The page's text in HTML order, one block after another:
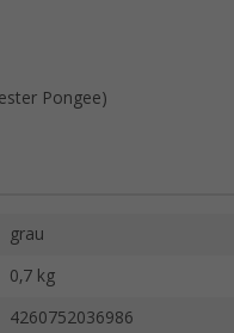
Pongee)
grau
0,7 kg
4260752036986